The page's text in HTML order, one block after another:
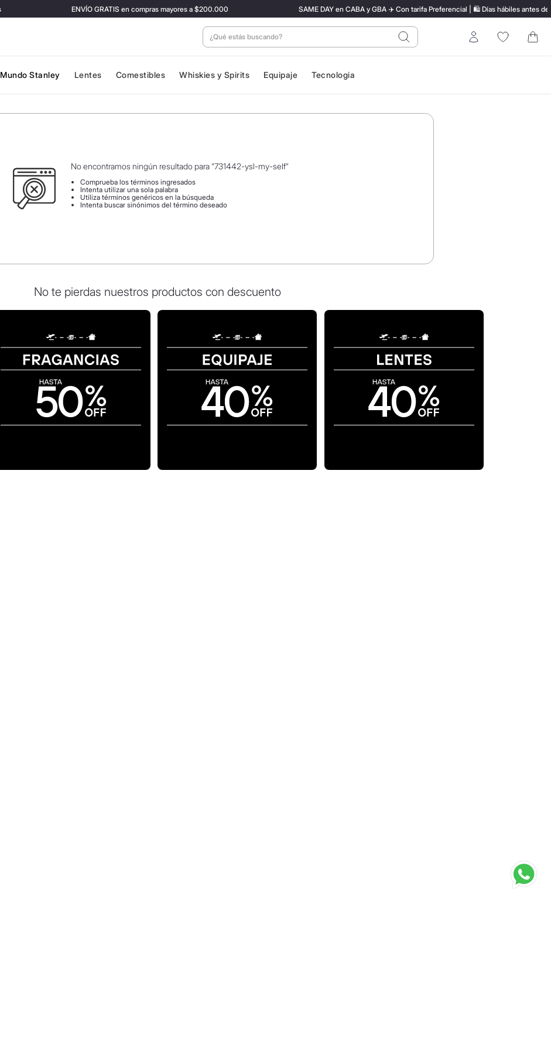
ENVÍO GRATIS en compras mayores a $200.000 SAME DAY en CABA y GBA ✈️ Con tarifa Preferencial | 🛍️ Días hábiles antes de
¿Qué estás buscando? Entrar
Mundo Stanley Lentes Comestibles Whiskies y Spirits Equipaje Tecnologia
No encontramos ningún resultado para "731442-ysl-my-self"
Comprueba los términos ingresados
Intenta utilizar una sola palabra
Utiliza términos genéricos en la búsqueda
Intenta buscar sinónimos del término deseado
No te pierdas nuestros productos con descuento